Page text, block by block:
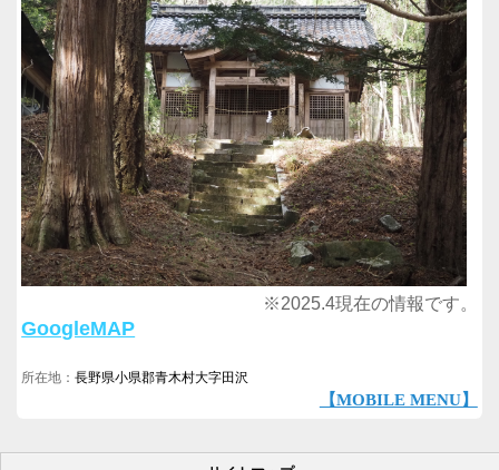
※2025.4現在の情報です。
GoogleMAP
所在地：長野県小県郡青木村大字田沢
【MOBILE MENU】